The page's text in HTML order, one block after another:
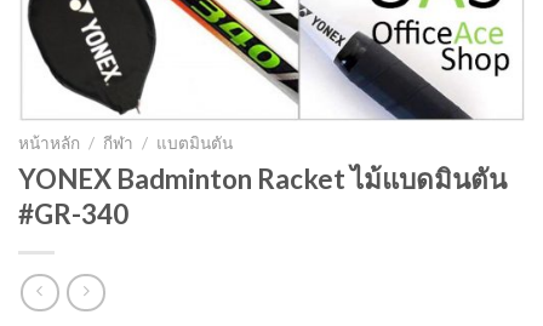
หน้าหลัก / กีฬา / แบตมินตัน
YONEX Badminton Racket ไม้แบดมินตัน
#GR-340